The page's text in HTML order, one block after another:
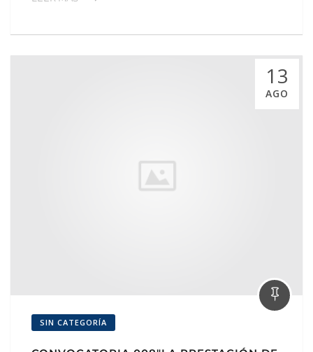
13
AGO
SIN CATEGORÍA